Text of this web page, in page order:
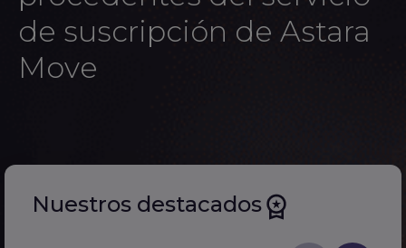
de suscripción de Astara
Move
Nuestros destacados